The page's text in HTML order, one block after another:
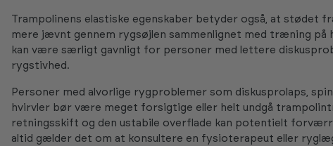
Trampolinens elastiske egenskaber betyder også, at stødet
mere jævnt gennem rygsøjlen sammenlignet med træning på
kan være særligt gavnligt for personer med lettere
rygstivhed.
Personer med alvorlige rygproblemer som diskusprolaps,
hvirvler bør være meget forsigtige eller helt undgå
retningsskift og den ustabile overflade kan potentielt
altid gælder det om at konsultere en fysioterapeut eller